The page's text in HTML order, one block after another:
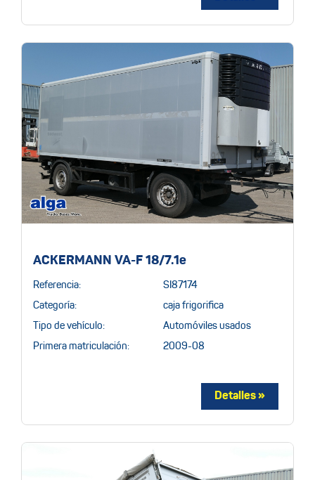
ACKERMANN VA-F 18/7.1e
Referencia: SI87174
Categoría: caja frigorifica
Tipo de vehículo: Automóviles usados
Primera matriculación: 2009-08